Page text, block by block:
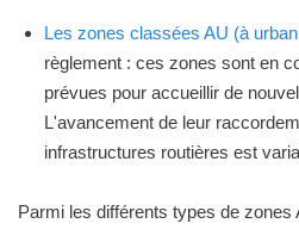
Les zones classées AU (à
règlement : ces zones sont en
prévues pour accueillir de
L'avancement de leur
infrastructures routières est
Parmi les différents types de zones